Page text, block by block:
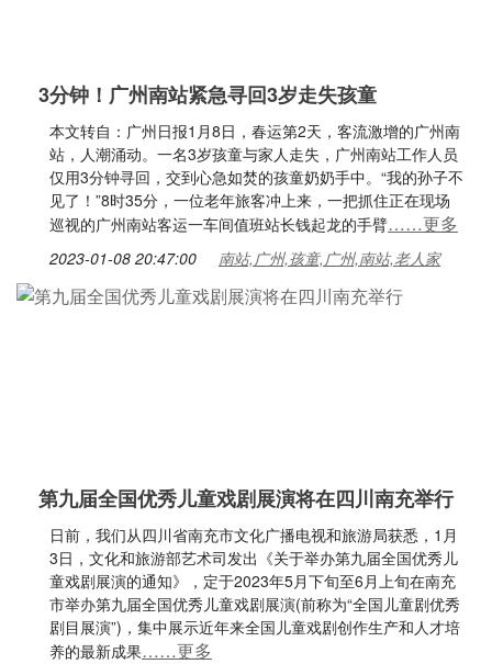
3分钟！广州南站紧急寻回3岁走失孩童
本文转自：广州日报1月8日，春运第2天，客流激增的广州南
站，人潮涌动。一名3岁孩童与家人走失，广州南站工作人员
仅用3分钟寻回，交到心急如焚的孩童奶奶手中。“我的孙子不
见了！”8时35分，一位老年旅客冲上来，一把抓住正在现场
巡视的广州南站客运一车间值班站长钱起龙的手臂……更多
2023-01-08 20:47:00 南站,广州,孩童,广州,南站,老人家
第九届全国优秀儿童戏剧展演将在四川南充举行
日前，我们从四川省南充市文化广播电视和旅游局获悉，1月
3日，文化和旅游部艺术司发出《关于举办第九届全国优秀儿
童戏剧展演的通知》，定于2023年5月下旬至6月上旬在南充
市举办第九届全国优秀儿童戏剧展演(前称为“全国儿童剧优秀
剧目展演”)，集中展示近年来全国儿童戏剧创作生产和人才培
养的最新成果……更多